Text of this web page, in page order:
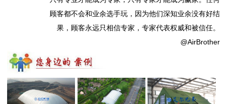
顾客都不会和业余选手玩，因为他们深知业余没有好结
果，顾客永远只相信专家，专家代表权威和被信任。
@AirBrother